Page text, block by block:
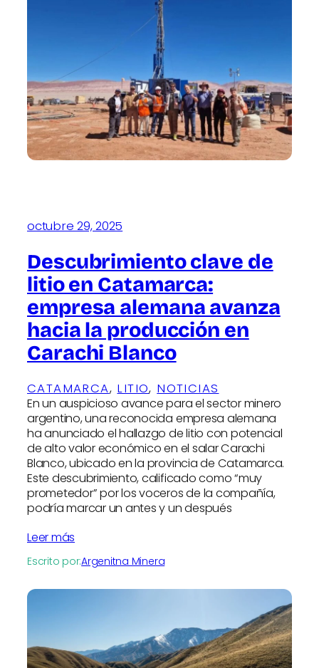
octubre 29, 2025
Descubrimiento clave de
litio en Catamarca:
empresa alemana avanza
hacia la producción en
Carachi Blanco
CATAMARCA, LITIO, NOTICIAS
En un auspicioso avance para el sector minero
argentino, una reconocida empresa alemana
ha anunciado el hallazgo de litio con potencial
de alto valor económico en el salar Carachi
Blanco, ubicado en la provincia de Catamarca.
Este descubrimiento, calificado como “muy
prometedor” por los voceros de la compañía,
podría marcar un antes y un después
Leer más
Escrito por:Argenitna Minera